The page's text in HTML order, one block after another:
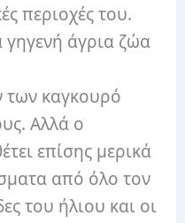
περιοχές του.
γηγενή άγρια ​​ζώα
των καγκουρό
Αλλά ο
επίσης μερικά
από όλο τον
του ήλιου και οι